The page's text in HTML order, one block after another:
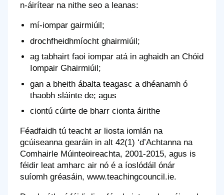
n-áirítear na nithe seo a leanas:
mí-iompar gairmiúil;
drochfheidhmíocht ghairmiúil;
ag tabhairt faoi iompar atá in aghaidh an Chóid
Iompair Ghairmiúil;
gan a bheith ábalta teagasc a dhéanamh ó
thaobh sláinte de; agus
ciontú cúirte de bharr cionta áirithe
Féadfaidh tú teacht ar liosta iomlán na
gcúiseanna gearáin in alt 42(1) ‘d’Achtanna na
Comhairle Múinteoireachta, 2001-2015, agus is
féidir leat amharc air nó é a íoslódáil ónár
suíomh gréasáin, www.teachingcouncil.ie.